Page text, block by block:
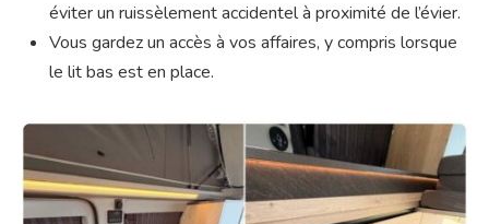
éviter un ruissèlement accidentel à proximité de l’évier.
Vous gardez un accès à vos affaires, y compris lorsque
le lit bas est en place.